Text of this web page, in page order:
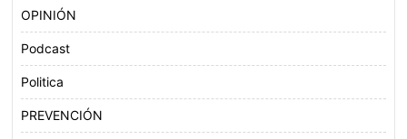
OPINIÓN
Podcast
Politica
PREVENCIÓN